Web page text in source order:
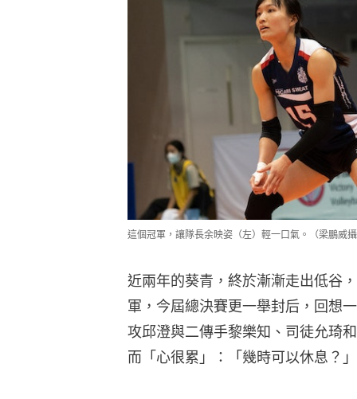
這個冠軍，讓隊長余映姿（左）輕一口氣。（梁鵬威
近兩年的葵青，終於漸漸走出低谷
軍，今屆總決賽更一舉封后，回想
攻邱澄與二傳手黎樂知、司徒允琦
而「心很累」：「幾時可以休息？」